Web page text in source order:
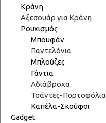
Κράνη
Αξεσουάρ για Κράνη
Ρουχισμός
Μπουφάν
Παντελόνια
Μπλούζες
Γάντια
Αδιάβροχα
Τσάντες-Πορτοφόλια
Καπέλα-Σκούφοι
Gadget